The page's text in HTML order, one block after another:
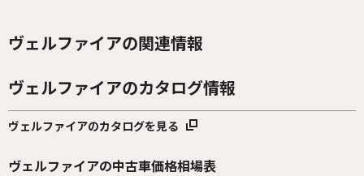
ヴェルファイアの関連情報
ヴェルファイアのカタログ情報
ヴェルファイアのカタログを見る
ヴェルファイアの中古車価格相場表